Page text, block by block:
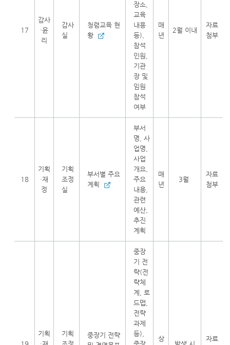
17
감사
·윤
리
감사
실
청렴교육 현
황
장소,
교육
내용
등),
참석
인원,
기관
장 및
임원
참석
여부
매
년
2월 이내
자료
첨부
18
기획
·재
정
기획
조정
실
부서별 주요
계획
부서
명, 사
업명,
사업
개요,
주요
내용,
관련
예산,
추진
계획
매
년
3월
자료
첨부
기획
기획
중장기 전략
중장
기 전
략(전
략체
계, 로
드맵,
전략
과제
등),
상 자료